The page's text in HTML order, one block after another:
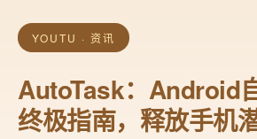
YOUTU · 资讯
AutoTask：Android
终极指南，释放手机